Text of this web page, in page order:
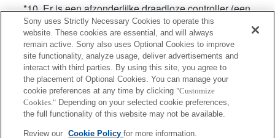
*10 Er is een afzonderlijke draadloze controller (een
HVL-F20AM, HVL-F43AM, HVL-F58AM, HVL-
F60M, HVL-F20M, HVL-F43M of HVL-F32M)
vereist.
*38 Schoenadapter ADP-MAA (optioneel) vereist.
*49 Kan niet worden gebruikt wanneer de
elektronische sluiter is ingeschakeld. (Op
camera's die Pixelverschuiving-multi-opname
Sony uses Strictly Necessary Cookies to operate this
website. These cookies are essential, and will always
remain active. Sony also uses Optional Cookies to improve
site functionality, analyze usage, deliver advertisements and
interact with third parties. By using this site, you agree to
the placement of Optional Cookies. You can manage your
cookie preferences at any time by clicking "Customize
Cookies." Depending on your selected cookie preferences,
the full functionality of this website may not be available.
Review our Cookie Policyfor more information.